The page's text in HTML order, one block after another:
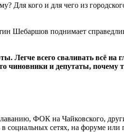
Для кого и для чего из
Шебаршов поднимает
Легче всего сваливать всё на
чиновники и депутаты, почему
ФОК на Чайковского,
социальных сетях, на форуме